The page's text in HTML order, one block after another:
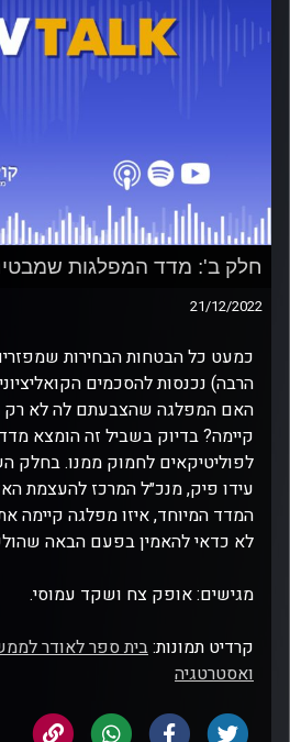
חלק ב': מדד המפלגות
21/12/2022
כמעט כל הבטחות הבחירות
הרבה) נכנסות להסכמים
האם המפלגה שהצבעתם לה לא רק
קיימה? בדיוק בשביל זה הומצא
לפוליטיקאים לחמוק ממנו. בחלק
עידו פיק, מנכ״ל המרכז להעצמת
המדד המיוחד, איזו מפלגה קיימה
לא כדאי להאמין בפעם הבאה
מגישים: אופק צח ושקד עמוסי.
קרדיט תמונות:בית ספר לאודר
ואסטרטגיה